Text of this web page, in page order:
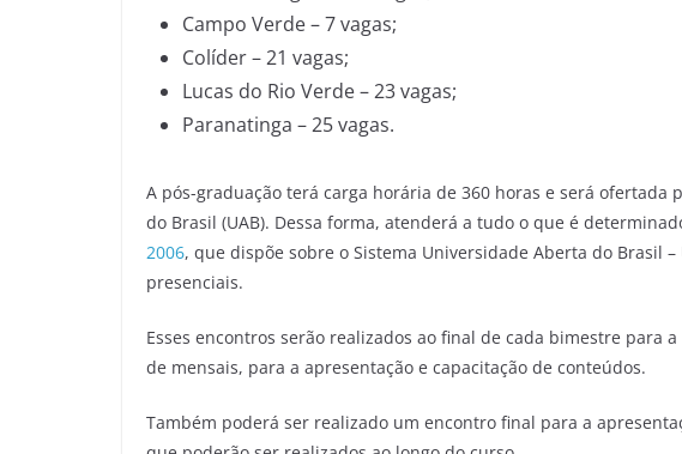
Campo Verde – 7 vagas;
Colíder – 21 vagas;
Lucas do Rio Verde – 23 vagas;
Paranatinga – 25 vagas.
A pós-graduação terá carga horária de 360 horas e será ofertada
do Brasil (UAB). Dessa forma, atenderá a tudo o que é
2006, que dispõe sobre o Sistema Universidade Aberta do Brasil
presenciais.
Esses encontros serão realizados ao final de cada bimestre para
de mensais, para a apresentação e capacitação de conteúdos.
Também poderá ser realizado um encontro final para a